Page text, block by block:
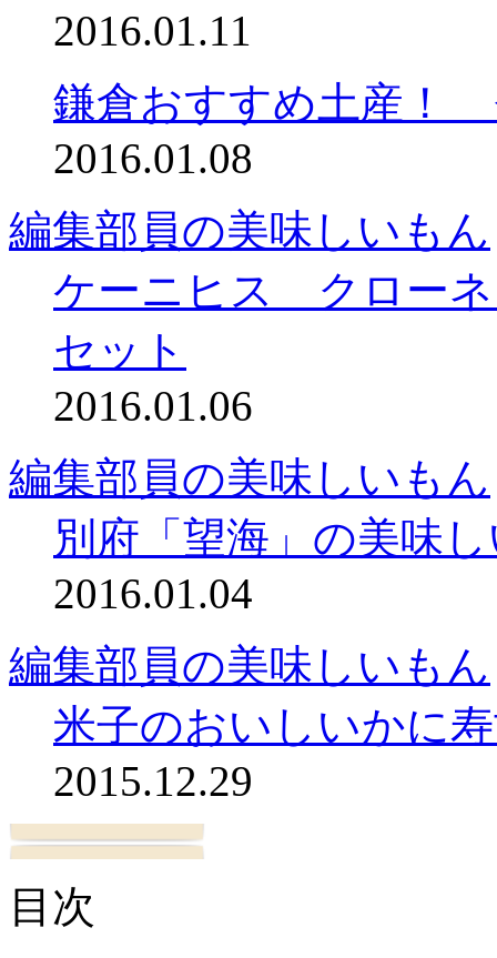
2016.01.11
鎌倉おすすめ土産！
2016.01.08
編集部員の美味しいもん
ケーニヒス クロー
セット
2016.01.06
編集部員の美味しいもん
別府「望海」の美味
2016.01.04
編集部員の美味しいもん
米子のおいしいかに
2015.12.29
目次